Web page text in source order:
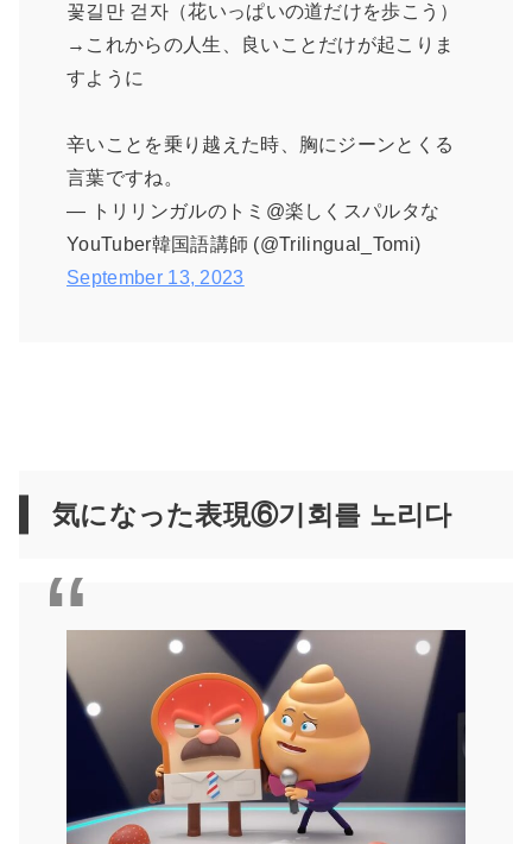
꽃길만 걷자（花いっぱいの道だけを歩こう）
→これからの人生、良いことだけが起こりま
すように
辛いことを乗り越えた時、胸にジーンとくる
言葉ですね。
— トリリンガルのトミ@楽しくスパルタな
YouTuber韓国語講師 (@Trilingual_Tomi)
September 13, 2023
気になった表現⑥기회를 노리다